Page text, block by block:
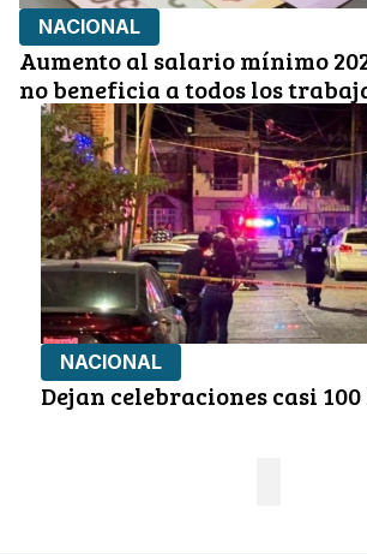
NACIONAL
Aumento al salario mínimo
no beneficia a todos los
NACIONAL
Dejan celebraciones casi